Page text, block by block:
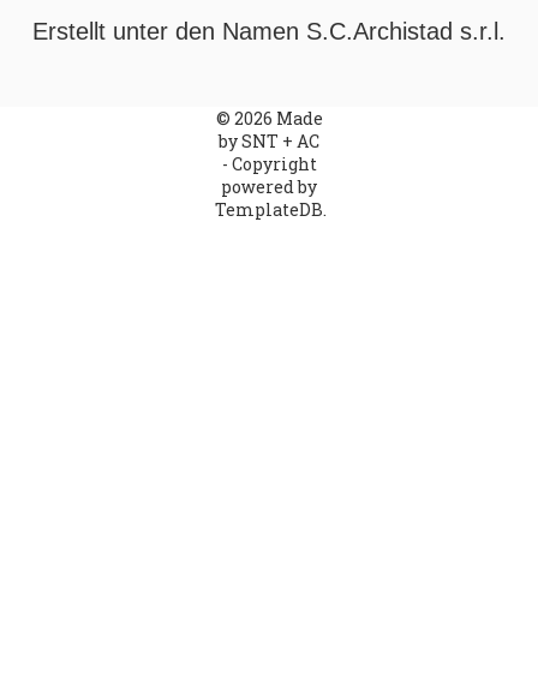
Erstellt unter den Namen S.C.Archistad s.r.l.
© 2026 Made
by SNT + AC
- Copyright
powered by
TemplateDB.